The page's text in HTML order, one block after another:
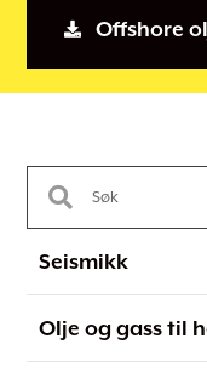
Offshore
Seismikk
Olje og gass til